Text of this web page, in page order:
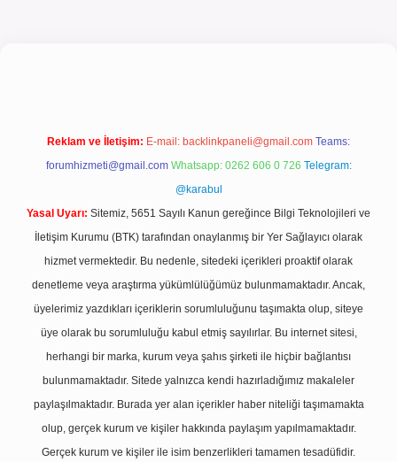
Reklam ve İletişim: E-mail: backlinkpaneli@gmail.com Teams:
forumhizmeti@gmail.com Whatsapp: 0262 606 0 726 Telegram:
@karabul
Yasal Uyarı: Sitemiz, 5651 Sayılı Kanun gereğince Bilgi Teknolojileri ve
İletişim Kurumu (BTK) tarafından onaylanmış bir Yer Sağlayıcı olarak
hizmet vermektedir. Bu nedenle, sitedeki içerikleri proaktif olarak
denetleme veya araştırma yükümlülüğümüz bulunmamaktadır. Ancak,
üyelerimiz yazdıkları içeriklerin sorumluluğunu taşımakta olup, siteye
üye olarak bu sorumluluğu kabul etmiş sayılırlar. Bu internet sitesi,
herhangi bir marka, kurum veya şahıs şirketi ile hiçbir bağlantısı
bulunmamaktadır. Sitede yalnızca kendi hazırladığımız makaleler
paylaşılmaktadır. Burada yer alan içerikler haber niteliği taşımamakta
olup, gerçek kurum ve kişiler hakkında paylaşım yapılmamaktadır.
Gerçek kurum ve kişiler ile isim benzerlikleri tamamen tesadüfidir.